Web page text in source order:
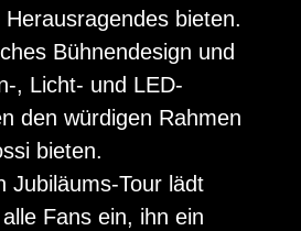
bieten.
Bühnendesign und
, Licht- und LED-
den würdigen Rahmen
bieten.
Jubiläums-Tour lädt
Fans ein, ihn ein